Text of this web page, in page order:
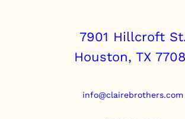
7901 Hillcroft
Houston, TX
info@clairebrothers.com